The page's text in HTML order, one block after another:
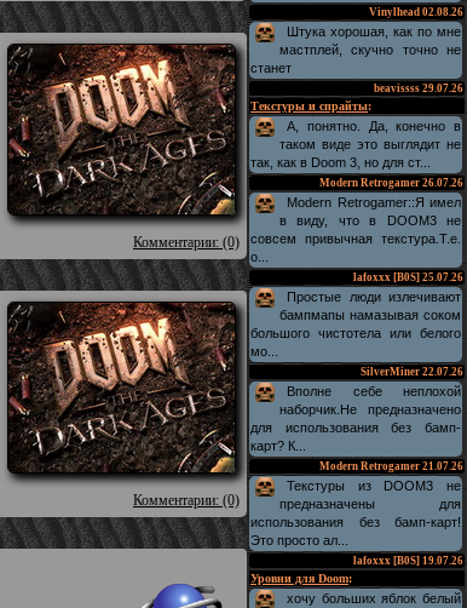
Комментарии: (0)
Комментарии: (0)
Vinylhead 02.08.26
Штука хорошая, как по мне
мастплей, скучно точно не
станет
beavissss 29.07.26
Текстуры и спрайты:
А, понятно. Да, конечно в
таком виде это выглядит не
так, как в Doom 3, но для ст...
Modern Retrogamer 26.07.26
Modern Retrogamer::Я имел
в виду, что в DOOM3 не
совсем привычная текстура.Т.е.
о...
lafoxxx [B0S] 25.07.26
Простые люди излечивают
бампмапы намазывая соком
большого чистотела или белого
мо...
SilverMiner 22.07.26
Вполне себе неплохой
наборчик.Не предназначено
для использования без бамп-
карт? К...
Modern Retrogamer 21.07.26
Текстуры из DOOM3 не
предназначены для
использования без бамп-карт!
Это просто ал...
lafoxxx [B0S] 19.07.26
Уровни для Doom:
хочу больших яблок белый